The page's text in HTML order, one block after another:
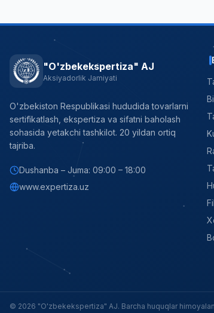
"O'zbekekspertiza" AJ
Aksiyadorlik Jamiyati
O'zbekiston Respublikasi hududida tovarlarni
sertifikatlash, ekspertiza va sifatni baholash
sohasida yetakchi tashkilot. 20 yildan ortiq
tajriba.
Dushanba – Juma: 09:00 – 18:00
www.expertiza.uz
© 2026 "O'zbekekspertiza" AJ. Barcha huquqlar